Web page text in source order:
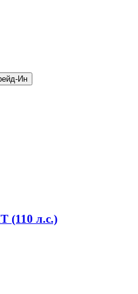
Ин
(110 л.с.)